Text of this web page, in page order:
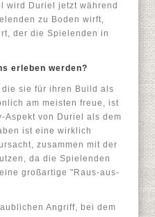
wird Duriel jetzt während
zu Boden wirft,
der die Spielenden in
erleben werden?
sie für ihren Build als
am meisten freue, ist
Aspekt von Duriel als dem
ist eine wirklich
zusammen mit der
da die Spielenden
großartige "Raus-aus-
Angriff, bei dem